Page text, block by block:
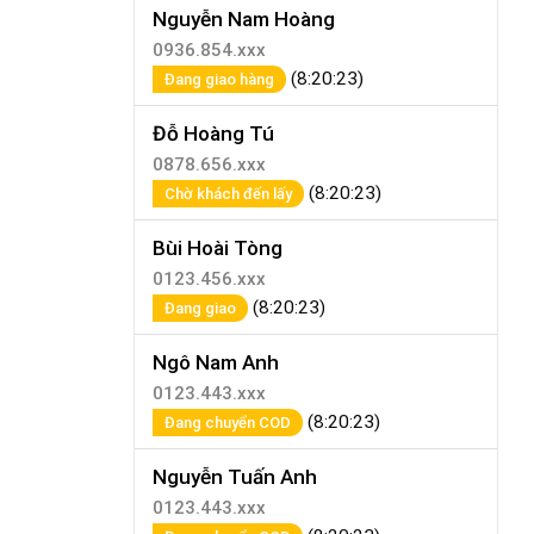
Nguyễn Nam Hoàng
0936.854.xxx
Đang giao hàng (8:20:23)
Đỗ Hoàng Tú
0878.656.xxx
Chờ khách đến lấy (8:20:23)
Bùi Hoài Tòng
0123.456.xxx
Đang giao (8:20:23)
Ngô Nam Anh
0123.443.xxx
Đang chuyển COD (8:20:23)
Nguyễn Tuấn Anh
0123.443.xxx